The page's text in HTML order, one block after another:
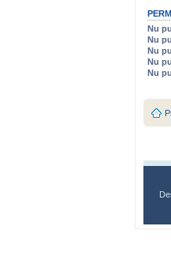
Nu
Nu
Nu
Nu
Nu